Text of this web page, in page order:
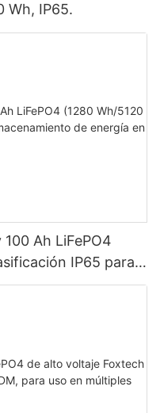
Wh, IP65.
Ah LiFePO4
IP65 para
en sistemas solares